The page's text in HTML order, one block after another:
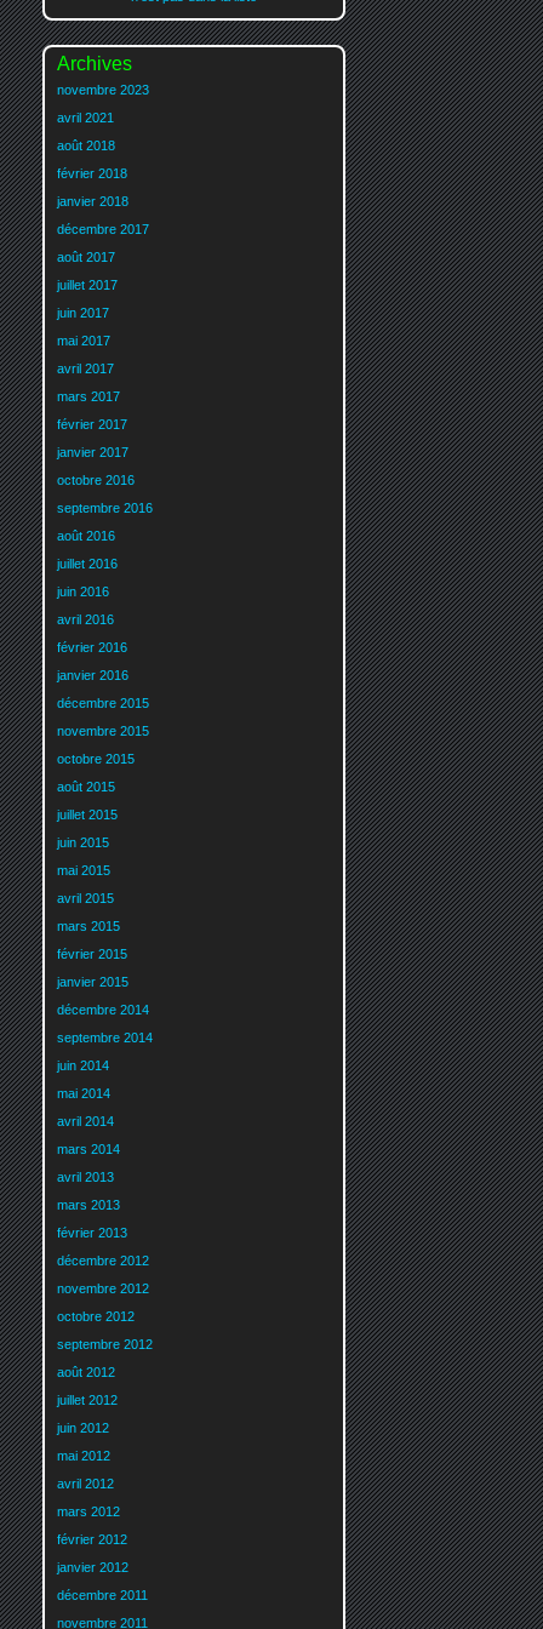
Archives
novembre 2023
avril 2021
août 2018
février 2018
janvier 2018
décembre 2017
août 2017
juillet 2017
juin 2017
mai 2017
avril 2017
mars 2017
février 2017
janvier 2017
octobre 2016
septembre 2016
août 2016
juillet 2016
juin 2016
avril 2016
février 2016
janvier 2016
décembre 2015
novembre 2015
octobre 2015
août 2015
juillet 2015
juin 2015
mai 2015
avril 2015
mars 2015
février 2015
janvier 2015
décembre 2014
septembre 2014
juin 2014
mai 2014
avril 2014
mars 2014
avril 2013
mars 2013
février 2013
décembre 2012
novembre 2012
octobre 2012
septembre 2012
août 2012
juillet 2012
juin 2012
mai 2012
avril 2012
mars 2012
février 2012
janvier 2012
décembre 2011
novembre 2011